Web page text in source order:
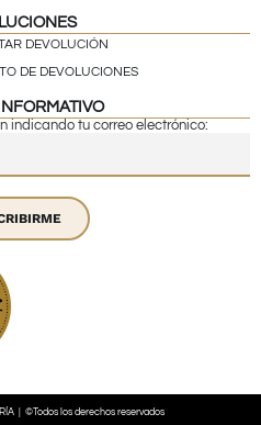
DEVOLUCIÓN
DE DEVOLUCIONES
indicando tu correo electrónico:
| ©Todos los derechos reservados